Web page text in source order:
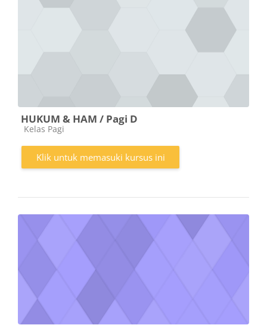
HUKUM & HAM / Pagi D
Kategori kursus
Kelas Pagi
Klik untuk memasuki kursus ini